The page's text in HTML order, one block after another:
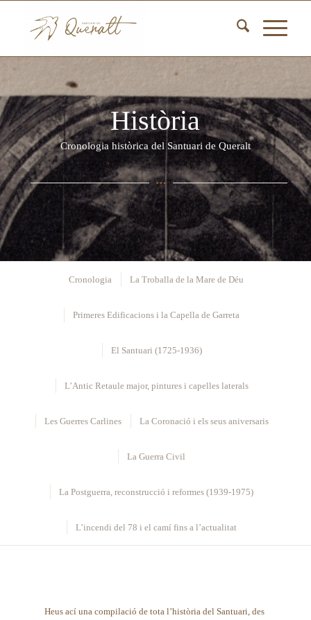
Història
Cronologia històrica del Santuari de Queralt
Cronologia La Troballa de la Mare de Déu
Primeres Edificacions i la Capella de Garreta
El Santuari (1725-1936)
L’Antic Retaule major, pintures i capelles laterals
Les Guerres Carlines La Coronació i els seus aniversaris
La Guerra Civil
La Postguerra, reconstrucció i reformes (1939-1975)
L’incendi del 78 i el camí fins a l’actualitat
Heus ací una compilació de tota l’història del Santuari, des